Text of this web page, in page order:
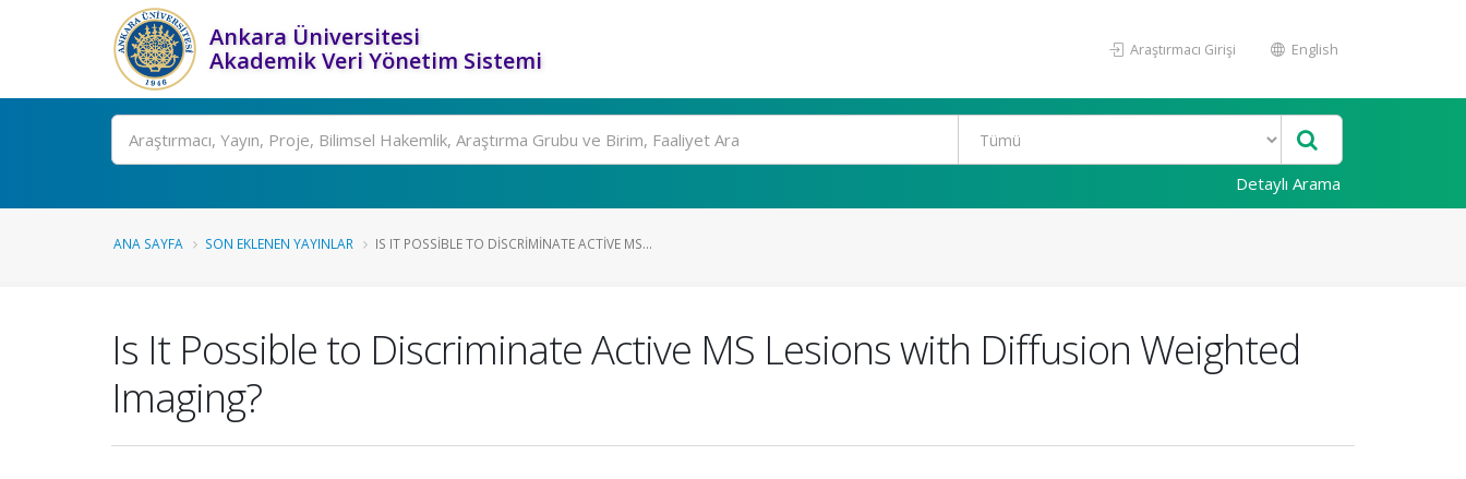
Ankara Üniversitesi
Akademik Veri Yönetim Sistemi
Araştırmacı Girişi English
Ara
Detaylı Arama
ANA SAYFA SON EKLENEN YAYINLAR IS IT POSSIBLE TO DISCRIMINATE ACTIVE MS...
Is It Possible to Discriminate Active MS Lesions with Diffusion Weighted
Imaging?